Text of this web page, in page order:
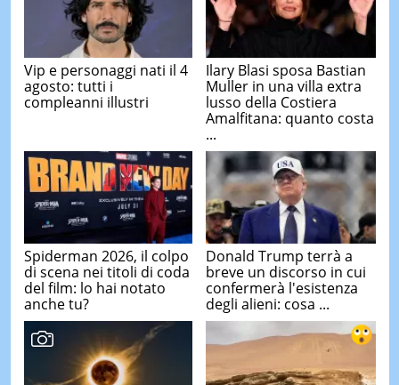
Vip e personaggi nati il 4
agosto: tutti i
compleanni illustri
Ilary Blasi sposa Bastian
Muller in una villa extra
lusso della Costiera
Amalfitana: quanto costa
...
Spiderman 2026, il colpo
di scena nei titoli di coda
del film: lo hai notato
anche tu?
Donald Trump terrà a
breve un discorso in cui
confermerà l'esistenza
degli alieni: cosa ...